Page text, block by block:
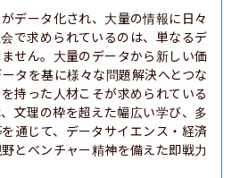
データ化され、大量の情報に日々
で求められているのは、単なるデ
せん。大量のデータから新しい価
タを基に様々な問題解決へとつな
持った人材こそが求められている
文理の枠を超えた幅広い学び、多
通じて、データサイエンス・経済
とベンチャー精神を備えた即戦力